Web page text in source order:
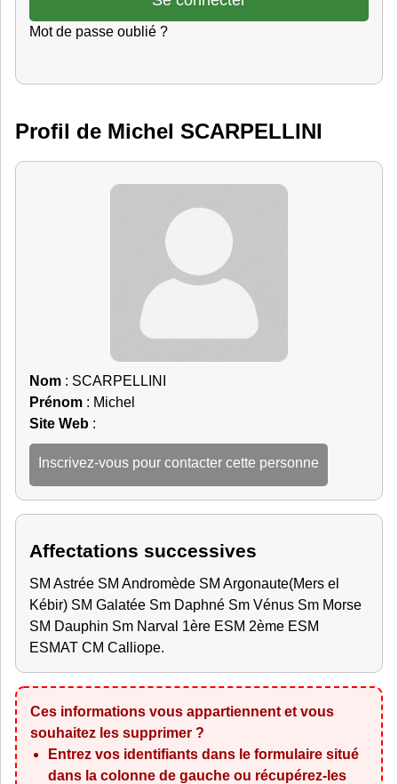
Mot de passe oublié ?
Profil de Michel SCARPELLINI
Nom : SCARPELLINI
Prénom : Michel
Site Web :
Inscrivez-vous pour contacter cette personne
Affectations successives
SM Astrée SM Andromède SM Argonaute(Mers el
Kébir) SM Galatée Sm Daphné Sm Vénus Sm Morse
SM Dauphin Sm Narval 1ère ESM 2ème ESM
ESMAT CM Calliope.
Ces informations vous appartiennent et vous
souhaitez les supprimer ?
Entrez vos identifiants dans le formulaire situé
dans la colonne de gauche ou récupérez-les